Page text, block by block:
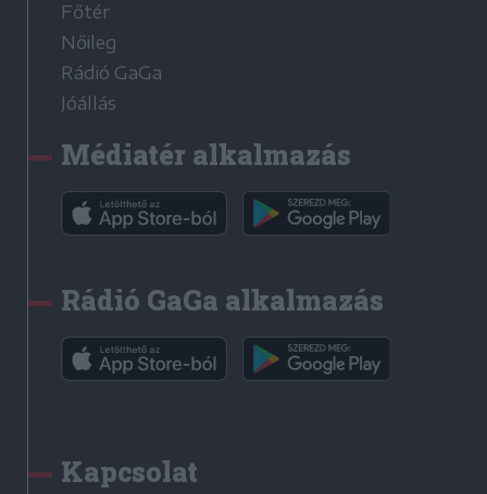
Főtér
Nőileg
Rádió GaGa
Jóállás
Médiatér alkalmazás
Rádió GaGa alkalmazás
Kapcsolat